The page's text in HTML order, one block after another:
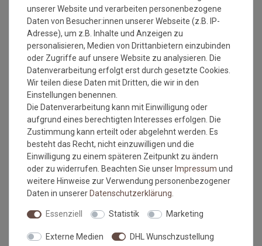
Gerflor Senso Premium
Rigid Acoustic Clic | 1629
Bambi Fauve 2,39 m²
Grundpreis:34,95 €/m2
inkl. ges. MwSt.zzgl.
Versandkosten
Gerflor Acoustic Unterlage
15 dB für Klick-Vinyl
Grundpreis:
inkl. ges. MwSt.zzgl.
Versandkosten
| 1513 Scandinav Honey
Grundpreis:27,95 €/ m2
| 1515 Scandinav Light 2,10
Grundpreis:27,95 €
unserer Website und verarbeiten personenbezogene
Daten von Besucher:innen unserer Webseite (z.B. IP-
Adresse), um z.B. Inhalte und Anzeigen zu
personalisieren, Medien von Drittanbietern einzubinden
oder Zugriffe auf unsere Website zu analysieren. Die
Datenverarbeitung erfolgt erst durch gesetzte Cookies.
Wir teilen diese Daten mit Dritten, die wir in den
Einstellungen benennen.
Die Datenverarbeitung kann mit Einwilligung oder
aufgrund eines berechtigten Interesses erfolgen. Die
Zustimmung kann erteilt oder abgelehnt werden. Es
besteht das Recht, nicht einzuwilligen und die
Einwilligung zu einem späteren Zeitpunkt zu ändern
oder zu widerrufen. Beachten Sie unser Impressum und
weitere Hinweise zur Verwendung personenbezogener
Daten in unserer Daten­schutz­erklärung
Essenziell Statistik Marketing
Externe Medien DHL Wunschzustellung